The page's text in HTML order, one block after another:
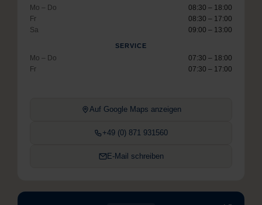
Mo – Do
08:30 – 18:00
Fr
08:30 – 17:00
Sa
09:00 – 13:00
SERVICE
Mo – Do
07:30 – 18:00
Fr
07:30 – 17:00
Auf Google Maps anzeigen
+49 (0) 871 931560
E-Mail schreiben